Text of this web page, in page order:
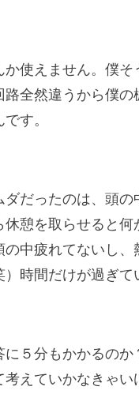
使えません。僕そ
全然違うから僕の
す。
ダだったのは、頭の
休憩を取らせると何
の中疲れてないし、
時間だけが過ぎて
に５分もかかるのか
考えていかなきゃい